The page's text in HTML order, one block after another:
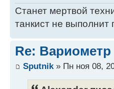
Станет мертвой
танкист не выполнит
Re: Вариометр
Sputnik » Пн ноя 08,